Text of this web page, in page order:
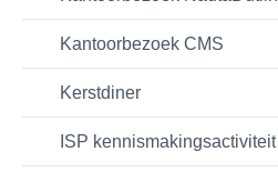
Kantoorbezoek CMS
Kerstdiner
ISP kennismakingsactiviteit